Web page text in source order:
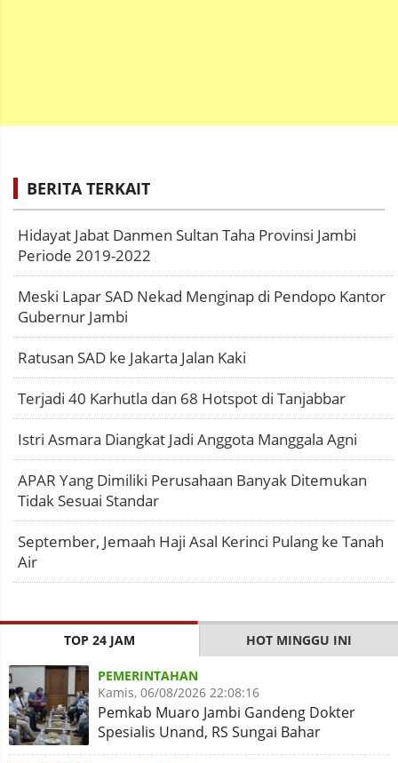
BERITA TERKAIT
Hidayat Jabat Danmen Sultan Taha Provinsi Jambi
Periode 2019-2022
Meski Lapar SAD Nekad Menginap di Pendopo Kantor
Gubernur Jambi
Ratusan SAD ke Jakarta Jalan Kaki
Terjadi 40 Karhutla dan 68 Hotspot di Tanjabbar
Istri Asmara Diangkat Jadi Anggota Manggala Agni
APAR Yang Dimiliki Perusahaan Banyak Ditemukan
Tidak Sesuai Standar
September, Jemaah Haji Asal Kerinci Pulang ke Tanah
Air
TOP 24 JAM HOT MINGGU INI
PEMERINTAHAN
Kamis, 06/08/2026 22:08:16
Pemkab Muaro Jambi Gandeng Dokter
Spesialis Unand, RS Sungai Bahar
Disiapkan Naik Kelas